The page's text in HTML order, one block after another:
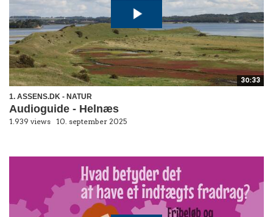
30:33
1. ASSENS.DK - NATUR
Audioguide - Helnæs
1.939 views 10. september 2025